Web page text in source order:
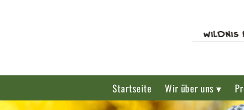
Startseite Wir über uns ▾